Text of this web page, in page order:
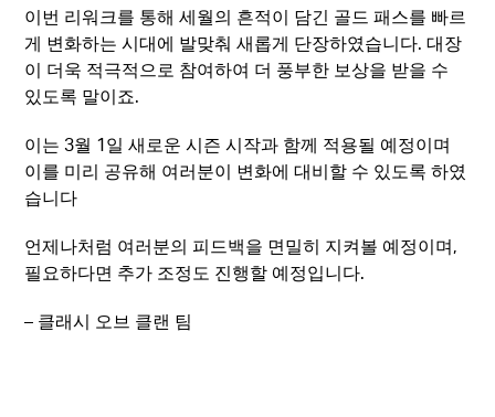
이번 리워크를 통해 세월의 흔적이 담긴 골드 패스를 빠르
게 변화하는 시대에 발맞춰 새롭게 단장하였습니다. 대장
이 더욱 적극적으로 참여하여 더 풍부한 보상을 받을 수
있도록 말이죠.
이는 3월 1일 새로운 시즌 시작과 함께 적용될 예정이며
이를 미리 공유해 여러분이 변화에 대비할 수 있도록 하였
습니다
언제나처럼 여러분의 피드백을 면밀히 지켜볼 예정이며,
필요하다면 추가 조정도 진행할 예정입니다.
– 클래시 오브 클랜 팀